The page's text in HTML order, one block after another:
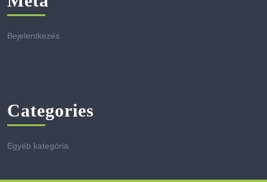
Bejelentkezés
Categories
Egyéb kategória